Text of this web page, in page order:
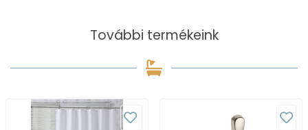
További termékeink